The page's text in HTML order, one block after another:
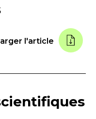
l'article